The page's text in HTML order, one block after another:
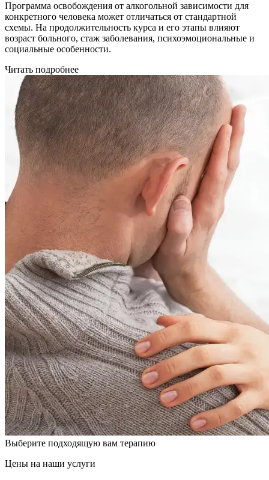
Программа освобождения от алкогольной зависимости для
конкретного человека может отличаться от стандартной
схемы. На продолжительность курса и его этапы влияют
возраст больного, стаж заболевания, психоэмоциональные и
социальные особенности.
Читать подробнее
Выберите подходящую вам терапию
Цены на наши услуги